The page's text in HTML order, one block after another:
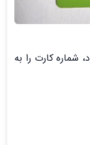
شماره کارت را به